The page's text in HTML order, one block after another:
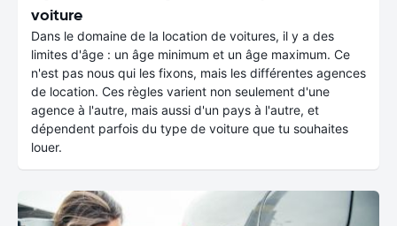
voiture
Dans le domaine de la location de voitures, il y a des
limites d'âge : un âge minimum et un âge maximum. Ce
n'est pas nous qui les fixons, mais les différentes agences
de location. Ces règles varient non seulement d'une
agence à l'autre, mais aussi d'un pays à l'autre, et
dépendent parfois du type de voiture que tu souhaites
louer.